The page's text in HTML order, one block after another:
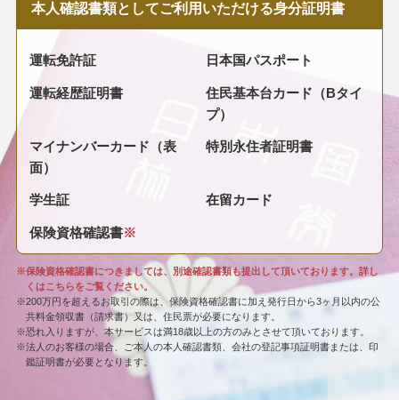
本人確認書類としてご利用いただける身分証明書
運転免許証 日本国パスポート
運転経歴証明書
住民基本台カード（Bタイ
プ）
マイナンバーカード（表
面）
特別永住者証明書
学生証 在留カード
保険資格確認書※
※保険資格確認書につきましては、別途確認書類も提出して頂いております。詳し
くはこちらをご覧ください。
※200万円を超えるお取引の際は、保険資格確認書に加え発行日から3ヶ月以内の公
共料金領収書（請求書）又は、住民票が必要になります。
※恐れ入りますが、本サービスは満18歳以上の方のみとさせて頂いております。
※法人のお客様の場合、ご本人の本人確認書類、会社の登記事項証明書または、印
鑑証明書が必要となります。